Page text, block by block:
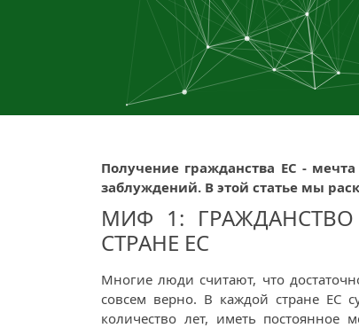
Получение гражданства ЕС -
заблуждений. В этой статье мы
МИФ 1:
СТРАНЕ ЕС
Многие люди считают, что
совсем верно. В каждой стране ЕС
количество лет, иметь постоянное